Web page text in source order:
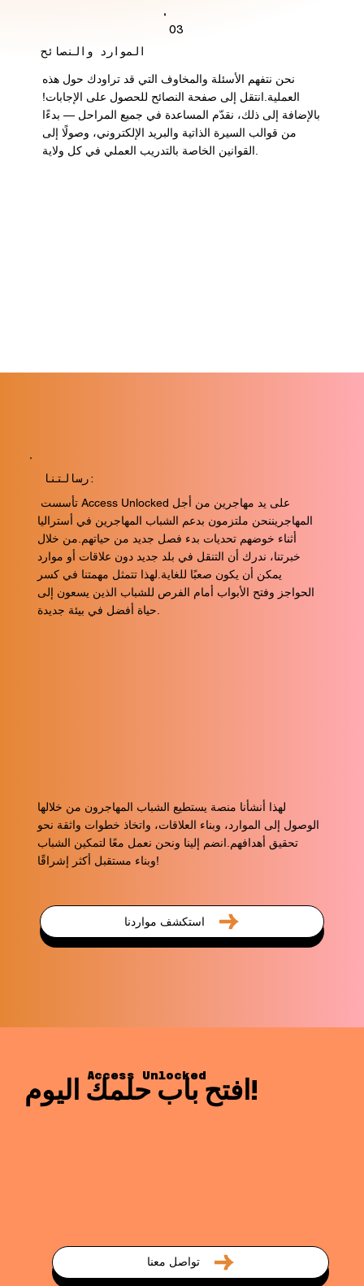
03
الموارد والنصائح
نحن نتفهم الأسئلة والمخاوف التي قد تراودك حول هذه
العملية.انتقل إلى صفحة النصائح للحصول على الإجابات!
بالإضافة إلى ذلك، نقدّم المساعدة في جميع المراحل — بدءًا
من قوالب السيرة الذاتية والبريد الإلكتروني، وصولًا إلى
القوانين الخاصة بالتدريب العملي في كل ولاية.
رسالتنا:
المهاجريننحن ملتزمون بدعم الشباب المهاجرين في أستراليا
أثناء خوضهم تحديات بدء فصل جديد من حياتهم.من خلال
خبرتنا، ندرك أن التنقل في بلد جديد دون علاقات أو موارد
يمكن أن يكون صعبًا للغاية.لهذا تتمثل مهمتنا في كسر
الحواجز وفتح الأبواب أمام الفرص للشباب الذين يسعون إلى
لهذا أنشأنا منصة يستطيع الشباب المهاجرون من خلالها
الوصول إلى الموارد، وبناء العلاقات، واتخاذ خطوات واثقة نحو
تحقيق أهدافهم.انضم إلينا ونحن نعمل معًا لتمكين الشباب
وبناء مستقبل أكثر إشراقًا!
استكشف مواردنا
Access Unlocked افتح باب حلمك اليوم!
تواصل معنا